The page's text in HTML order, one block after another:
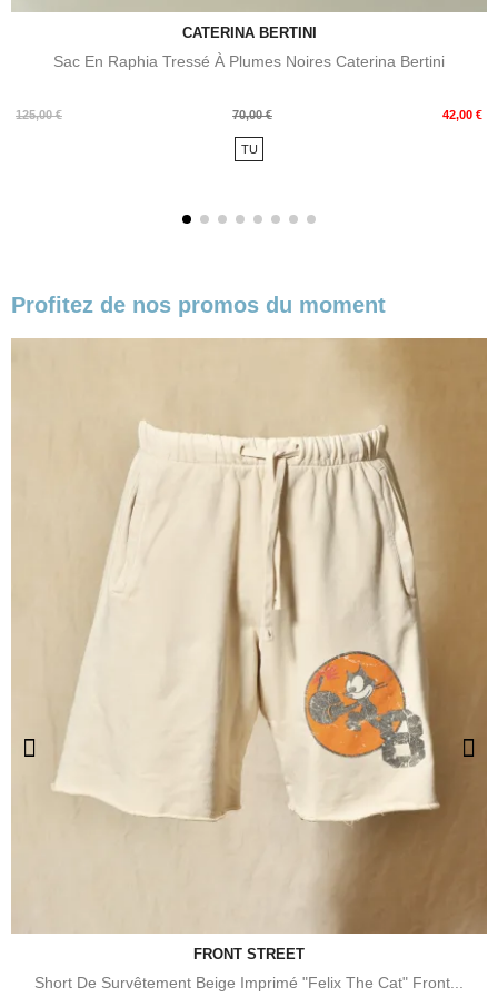
CATERINA BERTINI
Sac En Raphia Tressé À Plumes Noires Caterina Bertini
125,00 €
Prix
70,00 € 42,00 €
Prix
TU
Profitez de nos promos du moment
FRONT STREET
Short De Survêtement Beige Imprimé "Felix The Cat" Front...